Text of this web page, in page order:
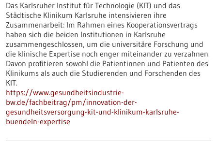
Das Karlsruher Institut für Technologie (KIT) und das
Städtische Klinikum Karlsruhe intensivieren ihre
Zusammenarbeit: Im Rahmen eines Kooperationsvertrags
haben sich die beiden Institutionen in Karlsruhe
zusammengeschlossen, um die universitäre Forschung und
die klinische Expertise noch enger miteinander zu verzahnen.
Davon profitieren sowohl die Patientinnen und Patienten des
Klinikums als auch die Studierenden und Forschenden des
KIT.
https://www.gesundheitsindustrie-
bw.de/fachbeitrag/pm/innovation-der-
gesundheitsversorgung-kit-und-klinikum-karlsruhe-
buendeln-expertise